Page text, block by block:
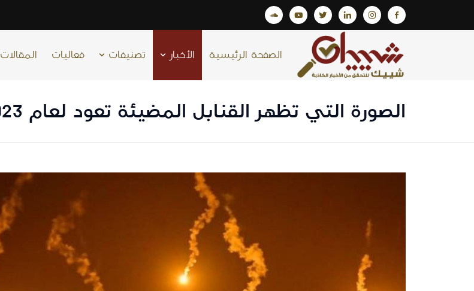
الصفحة الرئيسية الأخبار تصنيفات فعاليات المقالات
الصورة التي تظهر القنابل المضيئة تعود لعام 2023 و ليست في مخيم جباليا